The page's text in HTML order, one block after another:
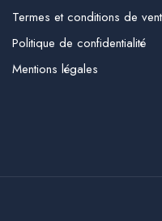
Termes et conditions de
Politique de confidentialité
Mentions légales